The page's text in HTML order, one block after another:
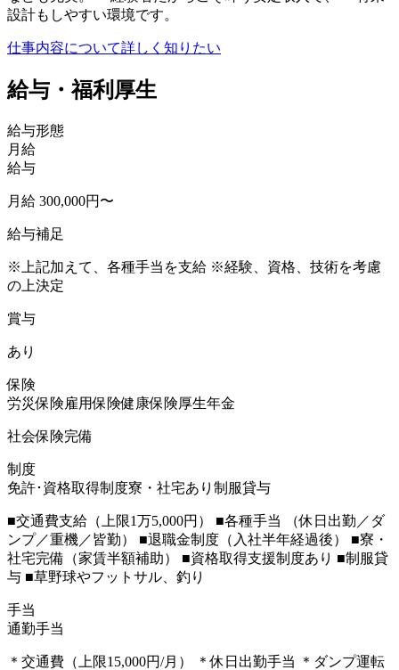
設計もしやすい環境です。
仕事内容について詳しく知りたい
給与・福利厚生
給与形態
月給
給与
月給 300,000円〜
給与補足
※上記加えて、各種手当を支給 ※経験、資格、技術を考慮
の上決定
賞与
あり
保険
労災保険雇用保険健康保険厚生年金
社会保険完備
制度
免許･資格取得制度寮・社宅あり 制服貸与
■交通費支給（上限1万5,000円） ■各種手当 （休日出勤／ダ
ンプ／重機／皆勤） ■退職金制度（入社半年経過後） ■寮・
社宅完備（家賃半額補助） ■資格取得支援制度あり ■制服貸
与 ■草野球やフットサル、釣り
手当
通勤手当
＊交通費（上限15,000円/月） ＊休日出勤手当 ＊ダンプ運転